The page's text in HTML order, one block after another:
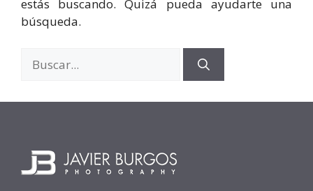
estás buscando. Quizá pueda ayudarte una
búsqueda.